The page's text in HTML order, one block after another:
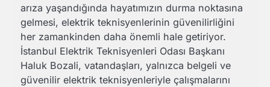
arıza yaşandığında hayatımızın durma noktasına
gelmesi, elektrik teknisyenlerinin güvenilirliğini
her zamankinden daha önemli hale getiriyor.
İstanbul Elektrik Teknisyenleri Odası Başkanı
Haluk Bozali, vatandaşları, yalnızca belgeli ve
güvenilir elektrik teknisyenleriyle çalışmalarını